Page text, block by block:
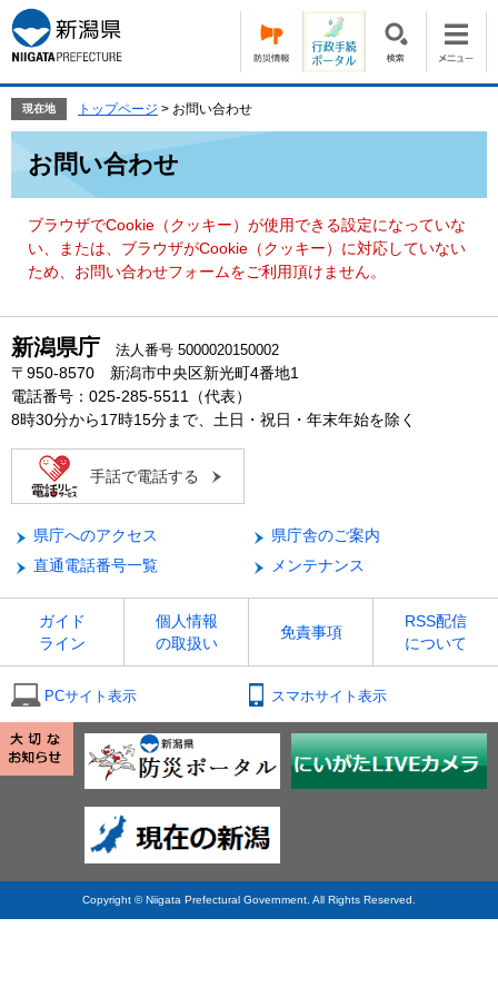
ー
ジ
の
頭
す。
ニ
ュ
ー
飛
て
現在地 トップページ > お問い合わせ
お問い合わせ
ブラウザでCookie（クッキー）が使用できる設定になっていな
い、または、ブラウザがCookie（クッキー）に対応していない
ため、お問い合わせフォームをご利用頂けません。
新潟県庁 法人番号 5000020150002
〒950-8570 新潟市中央区新光町4番地1
電話番号：025-285-5511（代表）
8時30分から17時15分まで、土日・祝日・年末年始を除く
手話で電話する
県庁へのアクセス
県庁舎のご案内
直通電話番号一覧
メンテナンス
ガイド
ライン
個人情報
の取扱い
免責事項
RSS配信
について
PCサイト表示 スマホサイト表示
Copyright © Niigata Prefectural Government. All Rights Reserved.